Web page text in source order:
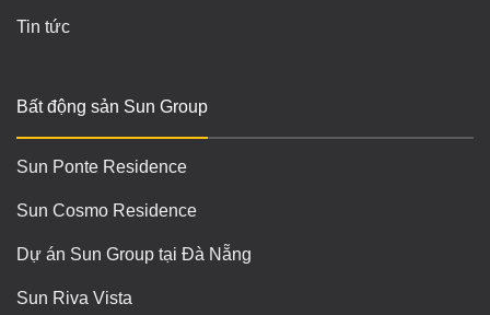
Tin tức
Bất động sản Sun Group
Sun Ponte Residence
Sun Cosmo Residence
Dự án Sun Group tại Đà Nẵng
Sun Riva Vista